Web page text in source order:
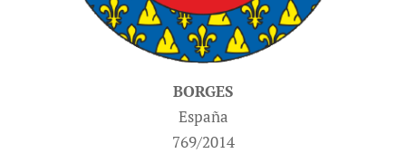
BORGES
España
769/2014